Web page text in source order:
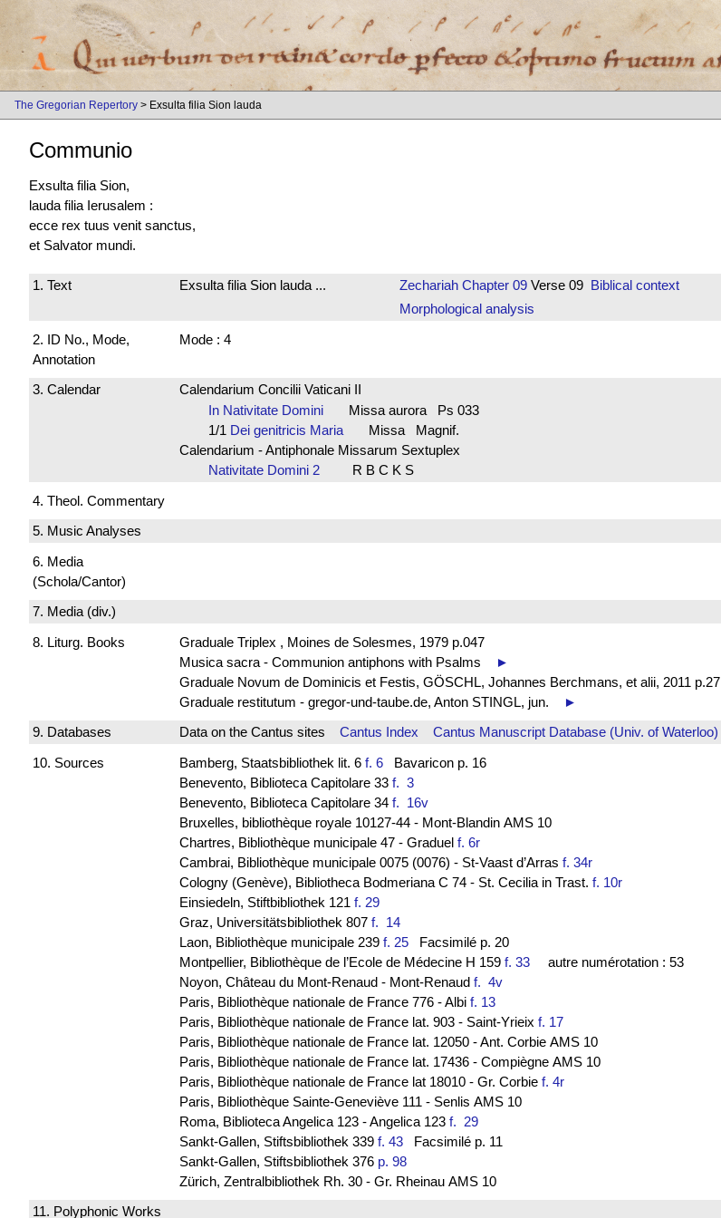
The Gregorian Repertory > Exsulta filia Sion lauda
Communio
Exsulta filia Sion,
lauda filia Ierusalem :
ecce rex tuus venit sanctus,
et Salvator mundi.
1. Text Exsulta filia Sion lauda ... ZechariahChapter 09Verse 09 Biblical context
Morphological analysis
2. ID No., Mode,
Annotation
Mode : 4
3. Calendar
Calendarium Concilii Vaticani II
In Nativitate Domini
Missa aurora Ps 033
1/1 Dei genitricis Maria
Missa Magnif.
Calendarium - Antiphonale Missarum Sextuplex
Nativitate Domini 2
R B C K S
4. Theol. Commentary
5. Music Analyses
6. Media
(Schola/Cantor)
7. Media (div.)
8. Liturg. Books
Graduale Triplex , Moines de Solesmes, 1979 p.047
Musica sacra - Communion antiphons with Psalms
►
Graduale Novum de Dominicis et Festis, GÖSCHL, Johannes Berchmans, et alii, 2011 p.27
Graduale restitutum - gregor-und-taube.de, Anton STINGL, jun.
►
9. Databases
Data on the Cantus sites Cantus Index
Cantus Manuscript Database (Univ. of Waterloo)
10. Sources
Bamberg, Staatsbibliothek lit. 6 f. 6Bavaricon p. 16
Benevento, Biblioteca Capitolare 33 f. 3
Benevento, Biblioteca Capitolare 34 f. 16v
Bruxelles, bibliothèque royale 10127-44 - Mont-Blandin AMS 10
Chartres, Bibliothèque municipale 47 - Graduel f. 6r
Cambrai, Bibliothèque municipale 0075 (0076) - St-Vaast d’Arras f. 34r
Cologny (Genève), Bibliotheca Bodmeriana C 74 - St. Cecilia in Trast. f. 10r
Einsiedeln, Stiftbibliothek 121 f. 29
Graz, Universitätsbibliothek 807 f. 14
Laon, Bibliothèque municipale 239 f. 25Facsimilé p. 20
Montpellier, Bibliothèque de l’Ecole de Médecine H 159 f. 33autre numérotation : 53
Noyon, Château du Mont-Renaud - Mont-Renaud f. 4v
Paris, Bibliothèque nationale de France 776 - Albi f. 13
Paris, Bibliothèque nationale de France lat. 903 - Saint-Yrieix f. 17
Paris, Bibliothèque nationale de France lat. 12050 - Ant. Corbie AMS 10
Paris, Bibliothèque nationale de France lat. 17436 - Compiègne AMS 10
Paris, Bibliothèque nationale de France lat 18010 - Gr. Corbie f. 4r
Paris, Bibliothèque Sainte-Geneviève 111 - Senlis AMS 10
Roma, Biblioteca Angelica 123 - Angelica 123 f. 29
Sankt-Gallen, Stiftsbibliothek 339 f. 43Facsimilé p. 11
Sankt-Gallen, Stiftsbibliothek 376 p. 98
Zürich, Zentralbibliothek Rh. 30 - Gr. Rheinau AMS 10
11. Polyphonic Works